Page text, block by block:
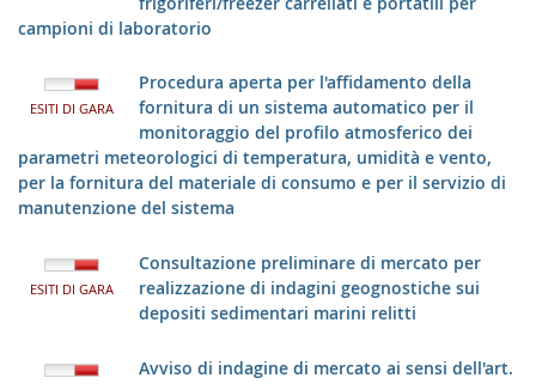
campioni di laboratorio
ESITI DI GARA
Procedura aperta per l'affidamento della
fornitura di un sistema automatico per il
monitoraggio del profilo atmosferico dei
parametri meteorologici di temperatura, umidità e vento,
per la fornitura del materiale di consumo e per il servizio di
manutenzione del sistema
ESITI DI GARA
Consultazione preliminare di mercato per
realizzazione di indagini geognostiche sui
depositi sedimentari marini relitti
Avviso di indagine di mercato ai sensi dell'art.